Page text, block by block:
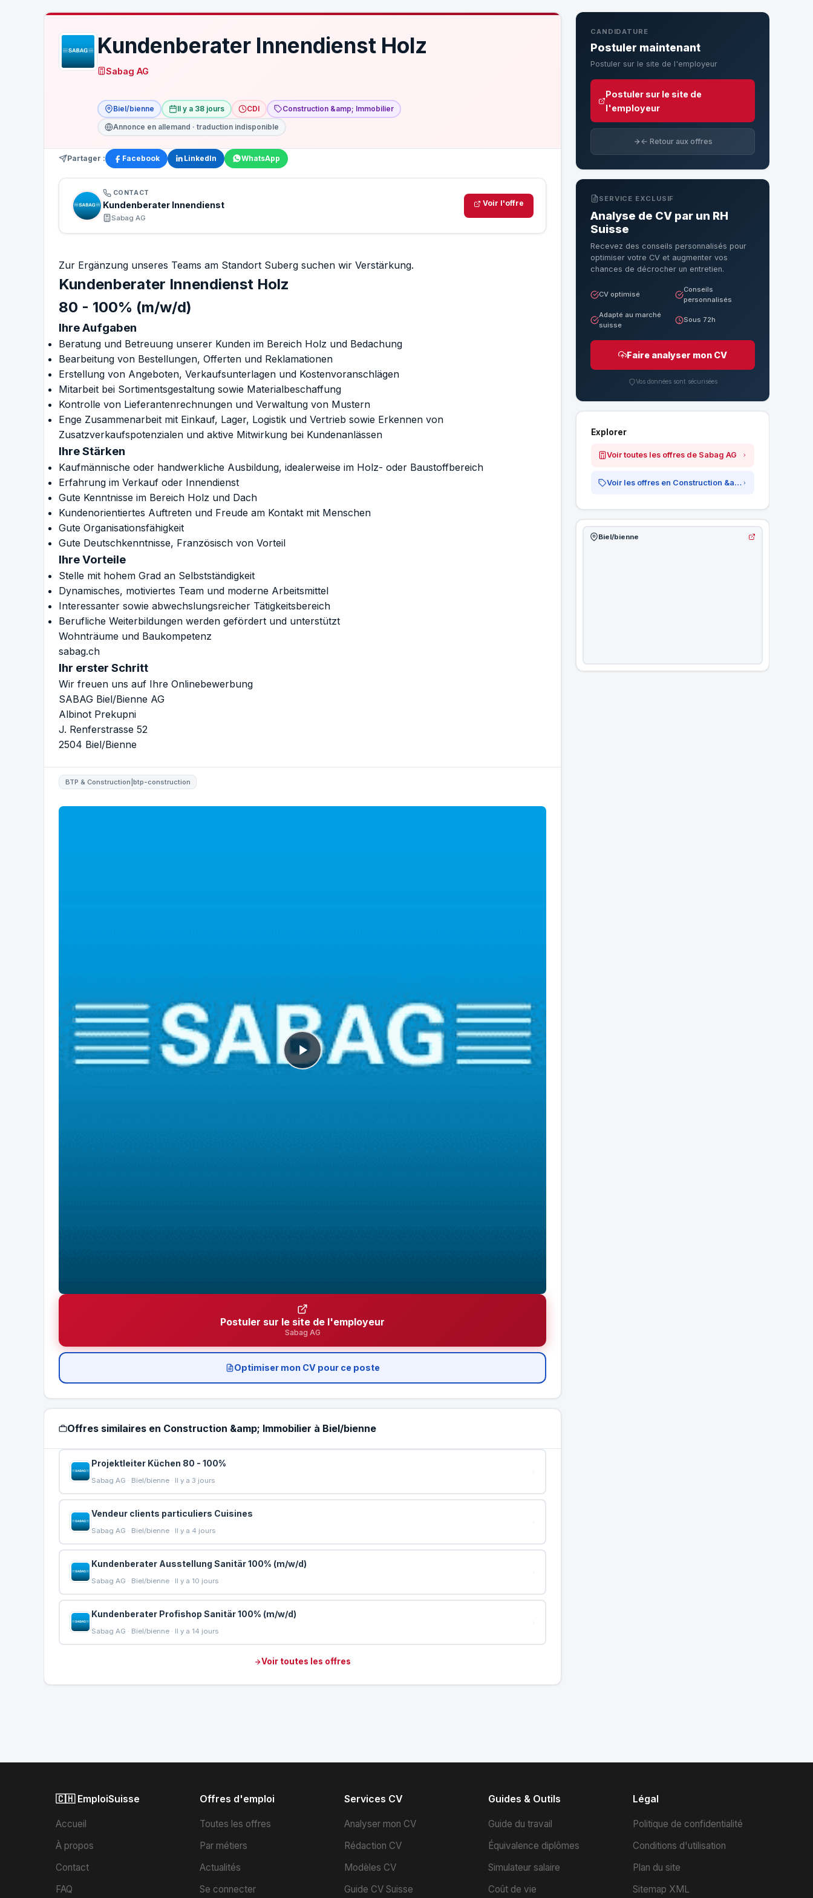
Kundenberater Innendienst Holz
Sabag AG
Biel/bienne Il y a 38 jours CDI
Construction &amp; Immobilier
Annonce en allemand · traduction indisponible
Partager : Facebook LinkedIn WhatsApp
CONTACT
Kundenberater Innendienst
Sabag AG
Voir l'offre
Zur Ergänzung unseres Teams am Standort Suberg suchen wir Verstärkung.
Kundenberater Innendienst Holz
80 - 100% (m/w/d)
Ihre Aufgaben
Beratung und Betreuung unserer Kunden im Bereich Holz und Bedachung
Bearbeitung von Bestellungen, Offerten und Reklamationen
Erstellung von Angeboten, Verkaufsunterlagen und Kostenvoranschlägen
Mitarbeit bei Sortimentsgestaltung sowie Materialbeschaffung
Kontrolle von Lieferantenrechnungen und Verwaltung von Mustern
Enge Zusammenarbeit mit Einkauf, Lager, Logistik und Vertrieb sowie Erkennen von
Zusatzverkaufspotenzialen und aktive Mitwirkung bei Kundenanlässen
Ihre Stärken
Kaufmännische oder handwerkliche Ausbildung, idealerweise im Holz- oder Baustoffbereich
Erfahrung im Verkauf oder Innendienst
Gute Kenntnisse im Bereich Holz und Dach
Kundenorientiertes Auftreten und Freude am Kontakt mit Menschen
Gute Organisationsfähigkeit
Gute Deutschkenntnisse, Französisch von Vorteil
Ihre Vorteile
Stelle mit hohem Grad an Selbstständigkeit
Dynamisches, motiviertes Team und moderne Arbeitsmittel
Interessanter sowie abwechslungsreicher Tätigkeitsbereich
Berufliche Weiterbildungen werden gefördert und unterstützt
Wohnträume und Baukompetenz
sabag.ch
Ihr erster Schritt
Wir freuen uns auf Ihre Onlinebewerbung
SABAG Biel/Bienne AG
Albinot Prekupni
J. Renferstrasse 52
2504 Biel/Bienne
BTP & Construction|btp-construction
Postuler sur le site de l'employeur
Sabag AG
Optimiser mon CV pour ce poste
Offres similaires en Construction &amp; Immobilier à Biel/bienne
Projektleiter Küchen 80 - 100%
Sabag AG · Biel/bienne · Il y a 3 jours
Vendeur clients particuliers Cuisines
Sabag AG · Biel/bienne · Il y a 4 jours
Kundenberater Ausstellung Sanitär 100% (m/w/d)
Sabag AG · Biel/bienne · Il y a 10 jours
Kundenberater Profishop Sanitär 100% (m/w/d)
Sabag AG · Biel/bienne · Il y a 14 jours
Voir toutes les offres
CANDIDATURE
Postuler maintenant
Postuler sur le site de l'employeur
Postuler sur le site de
l'employeur
← Retour aux offres
SERVICE EXCLUSIF
Analyse de CV par un RH
Suisse
Recevez des conseils personnalisés pour
optimiser votre CV et augmenter vos
chances de décrocher un entretien.
CV optimisé
Conseils
personnalisés
Adapté au marché
suisse
Sous 72h
Faire analyser mon CV
Vos données sont sécurisées
Explorer
Voir toutes les offres de Sabag AG
Voir les offres en Construction &amp; Immobilier
Biel/bienne
🇨🇭 EmploiSuisse
Accueil
À propos
Contact
FAQ
Offres d'emploi
Toutes les offres
Par métiers
Actualités
Se connecter
Services CV
Analyser mon CV
Rédaction CV
Modèles CV
Guide CV Suisse
Guides & Outils
Guide du travail
Équivalence diplômes
Simulateur salaire
Coût de vie
Légal
Politique de confidentialité
Conditions d'utilisation
Plan du site
Sitemap XML